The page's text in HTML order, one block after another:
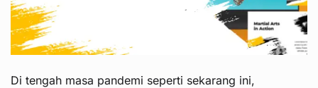
Di tengah masa pandemi seperti sekarang ini,